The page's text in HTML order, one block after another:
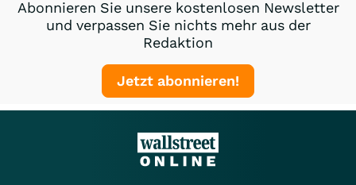
Abonnieren Sie unsere kostenlosen Newsletter
und verpassen Sie nichts mehr aus der
Redaktion
Jetzt abonnieren!